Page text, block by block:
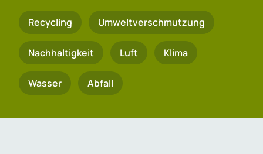
Recycling Umweltverschmutzung
Nachhaltigkeit Luft Klima
Wasser Abfall